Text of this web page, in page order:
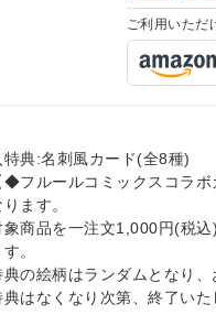
ご利用いただ
特典:名刺風カード(全8種)
フルールコミックスコラボ
ます。
商品を一注文1,000円(税
。
の絵柄はランダムとなり、
はなくなり次第、終了いた